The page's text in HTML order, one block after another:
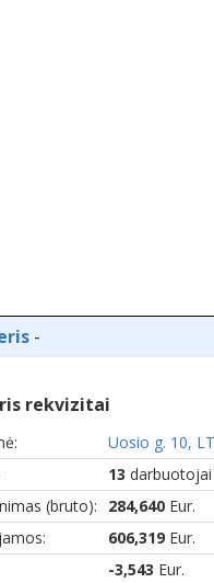
-
rekvizitai
Uosio g. 10,
13 darbuotojai
(bruto):
284,640 Eur.
606,319 Eur.
-3,543 Eur.